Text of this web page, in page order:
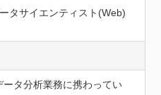
タサイエンティスト(Web)
タ分析業務に携わってい